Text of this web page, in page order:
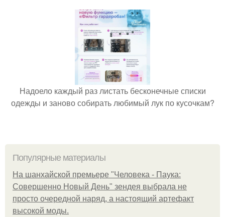
Надоело каждый раз листать бесконечные списки
одежды и заново собирать любимый лук по кусочкам?
Популярные материалы
На шанхайской премьере "Человека - Паука:
Совершенно Новый День" зендея выбрала не
просто очередной наряд, а настоящий артефакт
высокой моды.